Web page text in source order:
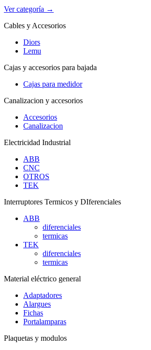
Ver categoría →
Cables y Accesorios
Diors
Lemu
Cajas y accesorios para bajada
Cajas para medidor
Canalizacion y accesorios
Accesorios
Canalizacion
Electricidad Industrial
ABB
CNC
OTROS
TEK
Interruptores Termicos y DIferenciales
ABB
diferenciales
termicas
TEK
diferenciales
termicas
Material eléctrico general
Adaptadores
Alargues
Fichas
Portalamparas
Plaquetas y modulos